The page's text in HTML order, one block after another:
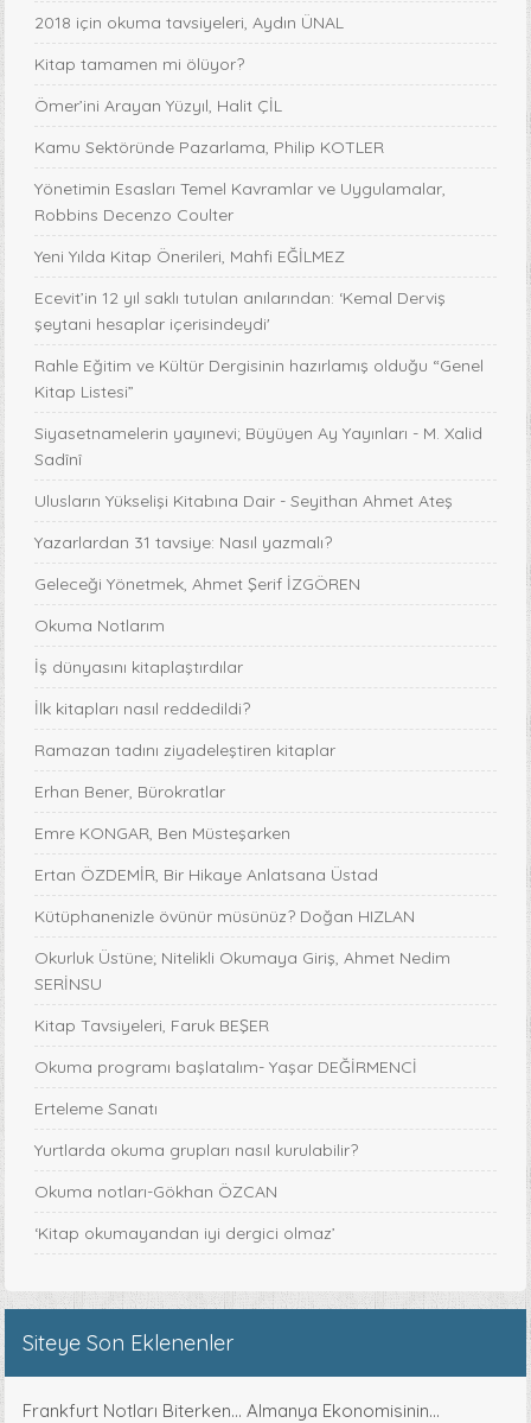
2018 için okuma tavsiyeleri, Aydın ÜNAL
Kitap tamamen mi ölüyor?
Ömer’ini Arayan Yüzyıl, Halit ÇİL
Kamu Sektöründe Pazarlama, Philip KOTLER
Yönetimin Esasları Temel Kavramlar ve Uygulamalar,
Robbins Decenzo Coulter
Yeni Yılda Kitap Önerileri, Mahfi EĞİLMEZ
Ecevit’in 12 yıl saklı tutulan anılarından: ‘Kemal Derviş
şeytani hesaplar içerisindeydi'
Rahle Eğitim ve Kültür Dergisinin hazırlamış olduğu “Genel
Kitap Listesi”
Siyasetnamelerin yayınevi; Büyüyen Ay Yayınları - M. Xalid
Sadînî
Ulusların Yükselişi Kitabına Dair - Seyithan Ahmet Ateş
Yazarlardan 31 tavsiye: Nasıl yazmalı?
Geleceği Yönetmek, Ahmet Şerif İZGÖREN
Okuma Notlarım
İş dünyasını kitaplaştırdılar
İlk kitapları nasıl reddedildi?
Ramazan tadını ziyadeleştiren kitaplar
Erhan Bener, Bürokratlar
Emre KONGAR, Ben Müsteşarken
Ertan ÖZDEMİR, Bir Hikaye Anlatsana Üstad
Kütüphanenizle övünür müsünüz? Doğan HIZLAN
Okurluk Üstüne; Nitelikli Okumaya Giriş, Ahmet Nedim
SERİNSU
Kitap Tavsiyeleri, Faruk BEŞER
Okuma programı başlatalım- Yaşar DEĞİRMENCİ
Erteleme Sanatı
Yurtlarda okuma grupları nasıl kurulabilir?
Okuma notları-Gökhan ÖZCAN
‘Kitap okumayandan iyi dergici olmaz’
Siteye Son Eklenenler
Frankfurt Notları Biterken... Almanya Ekonomisinin...